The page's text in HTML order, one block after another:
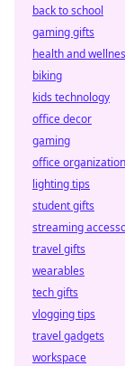
back to school
gaming gifts
health and
biking
kids technology
office decor
gaming
office organization
lighting tips
student gifts
streaming
travel gifts
wearables
tech gifts
vlogging tips
travel gadgets
workspace